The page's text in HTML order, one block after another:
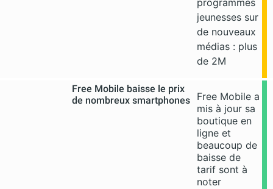
programmes
jeunesses sur
de nouveaux
médias : plus
de 2M
Free Mobile baisse le prix
de nombreux smartphones
Free Mobile a
mis à jour sa
boutique en
ligne et
beaucoup de
baisse de
tarif sont à
noter